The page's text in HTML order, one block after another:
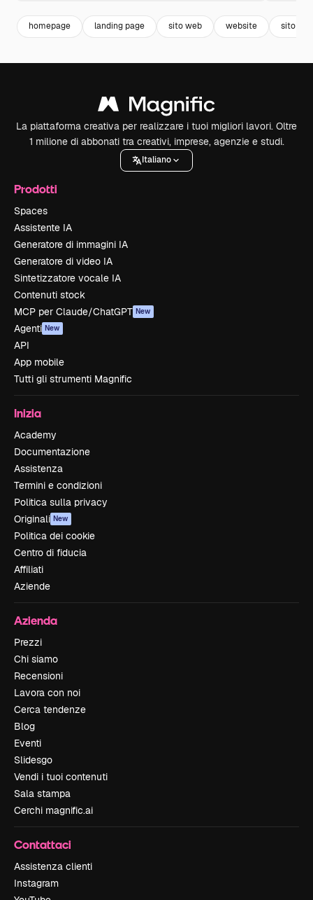
homepage landing page sito web website sito
La piattaforma creativa per realizzare i tuoi migliori lavori. Oltre
1 milione di abbonati tra creativi, imprese, agenzie e studi.
Italiano
Prodotti
Spaces
Assistente IA
Generatore di immagini IA
Generatore di video IA
Sintetizzatore vocale IA
Contenuti stock
MCP per Claude/ChatGPT New
Agenti New
API
App mobile
Tutti gli strumenti Magnific
Inizia
Academy
Documentazione
Assistenza
Termini e condizioni
Politica sulla privacy
Originali New
Politica dei cookie
Centro di fiducia
Affiliati
Aziende
Azienda
Prezzi
Chi siamo
Recensioni
Lavora con noi
Cerca tendenze
Blog
Eventi
Slidesgo
Vendi i tuoi contenuti
Sala stampa
Cerchi magnific.ai
Contattaci
Assistenza clienti
Instagram